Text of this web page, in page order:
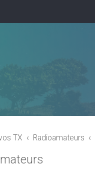
TX Radioamateurs